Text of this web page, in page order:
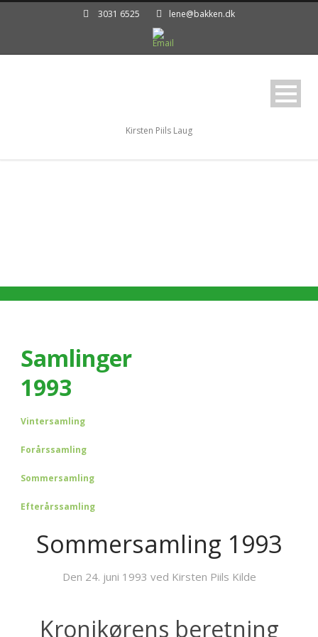
3031 6525 lene@bakken.dk
Kirsten Piils Laug
Samlinger
1993
Vintersamling
Forårssamling
Sommersamling
Efterårssamling
Sommersamling 1993
Den 24. juni 1993 ved Kirsten Piils Kilde
Kronikørens beretning